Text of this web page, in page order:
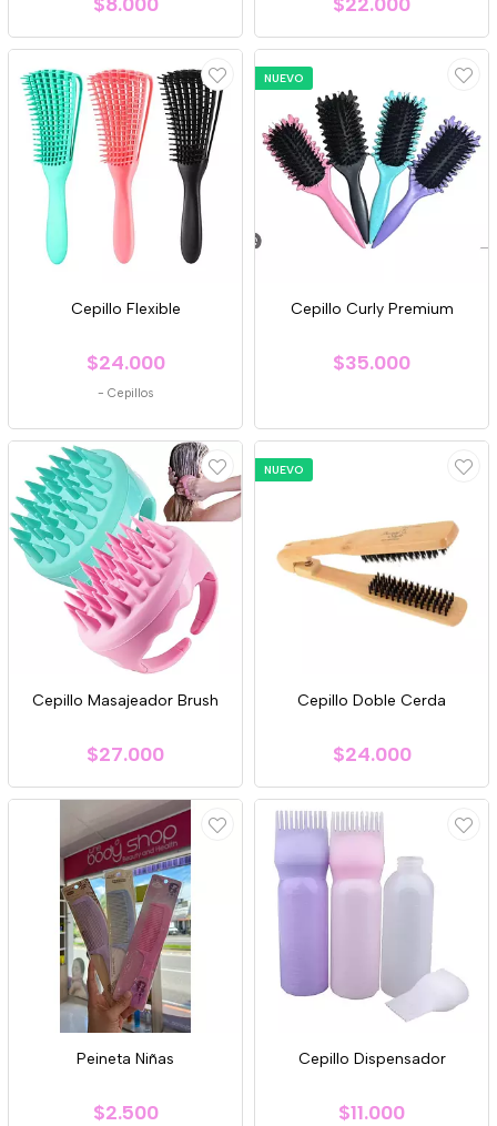
Cepillo Flexible
$24.000
- Cepillos
NUEVO
Cepillo Curly Premium
$35.000
Cepillo Masajeador Brush
$27.000
NUEVO
Cepillo Doble Cerda
$24.000
Peineta Niñas
$2.500
Cepillo Dispensador
$11.000